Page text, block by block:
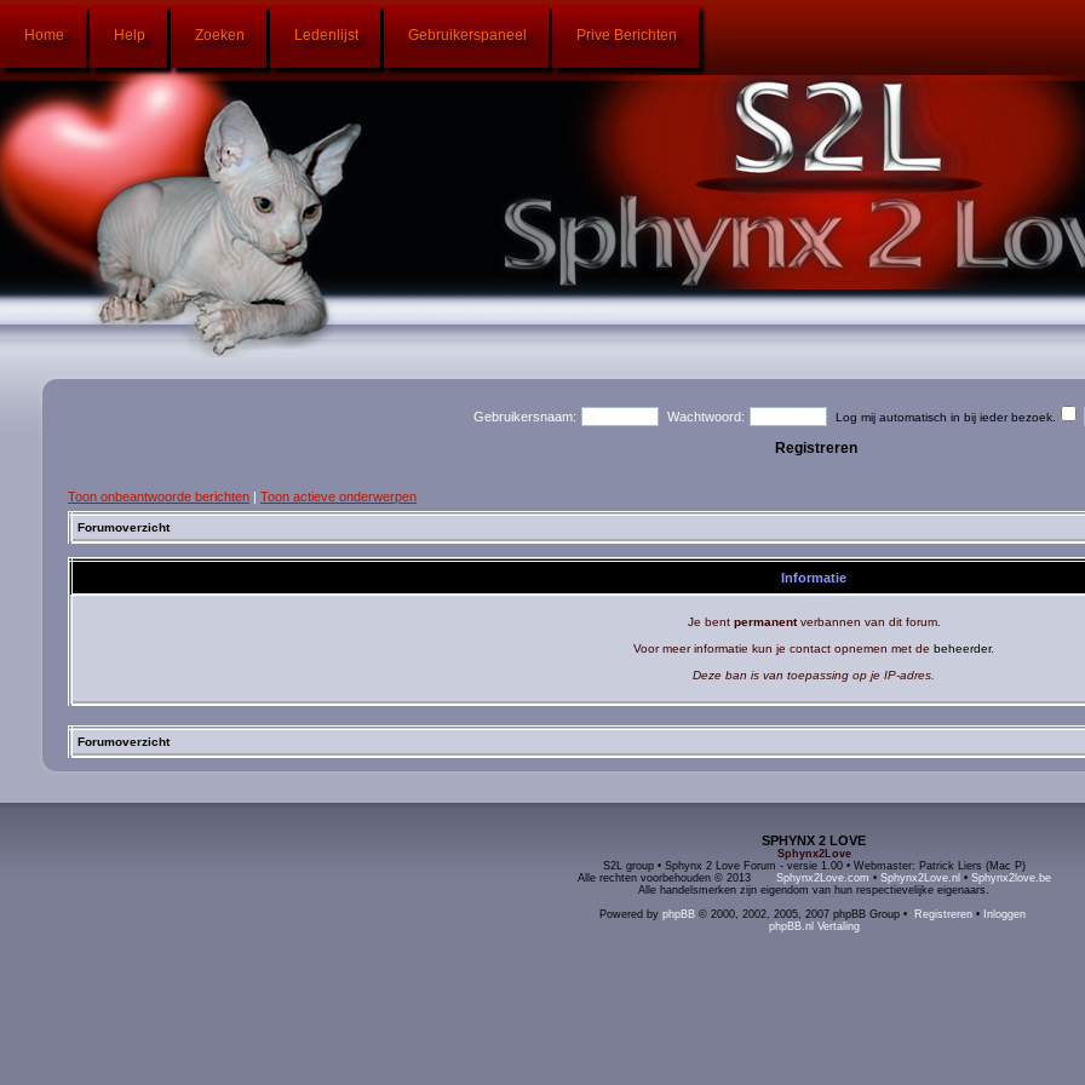
Home Help Zoeken Ledenlijst Gebruikerspaneel Prive Berichten
Gebruikersnaam: Wachtwoord: Log mij automatisch in bij ieder bezoek.
Registreren
Toon onbeantwoorde berichten | Toon actieve onderwerpen
Forumoverzicht
Informatie
Je bent permanentverbannen van dit forum.
Voor meer informatie kun je contact opnemen met de beheerder.
Deze ban is van toepassing op je IP-adres.
Forumoverzicht
SPHYNX 2 LOVE
Sphynx2Love
S2L group • Sphynx 2 Love Forum - versie 1.00 • Webmaster: Patrick Liers (Mac P)
Alle rechten voorbehouden © 2013 Sphynx2Love.com • Sphynx2Love.nl • Sphynx2love.be
Alle handelsmerken zijn eigendom van hun respectievelijke eigenaars.
Powered by phpBB© 2000, 2002, 2005, 2007 phpBB Group • Registreren• Inloggen
phpBB.nl Vertaling